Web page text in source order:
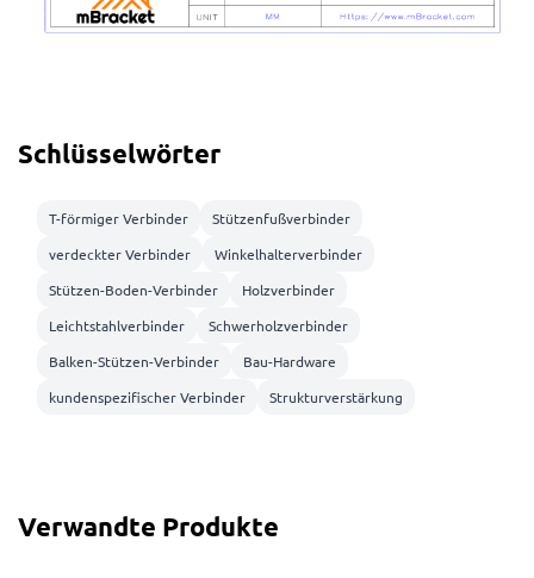
Schlüsselwörter
T-förmiger Verbinder
Stützenfußverbinder
verdeckter Verbinder
Winkelhalterverbinder
Stützen-Boden-Verbinder
Holzverbinder
Leichtstahlverbinder
Schwerholzverbinder
Balken-Stützen-Verbinder
Bau-Hardware
kundenspezifischer Verbinder
Strukturverstärkung
Verwandte Produkte